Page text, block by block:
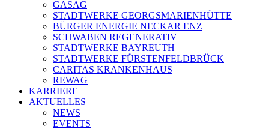
GASAG
STADTWERKE GEORGSMARIENHÜTTE
BÜRGER ENERGIE NECKAR ENZ
SCHWABEN REGENERATIV
STADTWERKE BAYREUTH
STADTWERKE FÜRSTENFELDBRÜCK
CARITAS KRANKENHAUS
REWAG
KARRIERE
AKTUELLES
NEWS
EVENTS